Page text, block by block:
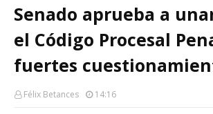
Senado aprueba a
el Código Procesal
fuertes
Félix Betances 14:16